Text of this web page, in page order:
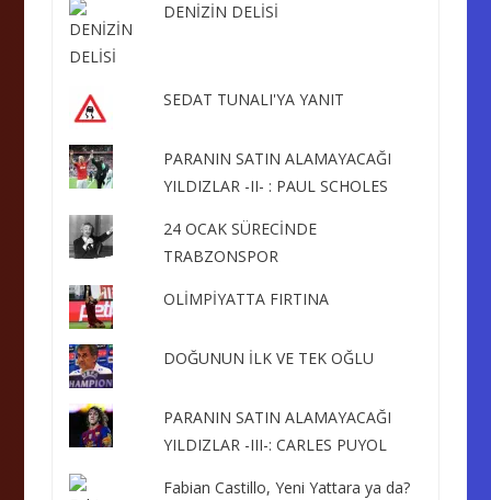
DENİZİN DELİSİ
SEDAT TUNALI'YA YANIT
PARANIN SATIN ALAMAYACAĞI
YILDIZLAR -II- : PAUL SCHOLES
24 OCAK SÜRECİNDE
TRABZONSPOR
OLİMPİYATTA FIRTINA
DOĞUNUN İLK VE TEK OĞLU
PARANIN SATIN ALAMAYACAĞI
YILDIZLAR -III-: CARLES PUYOL
Fabian Castillo, Yeni Yattara ya da?